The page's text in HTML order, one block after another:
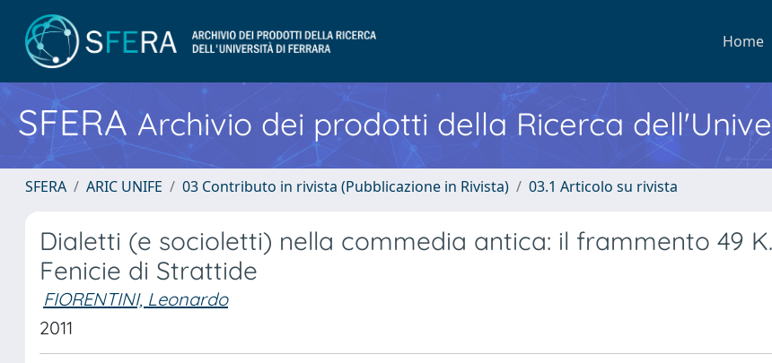
Home
SFERA Archivio dei prodotti della Ricerca
SFERA ARIC UNIFE 03 Contributo in rivista (Pubblicazione in Rivista) 03.1 Articolo su rivista
Dialetti (e socioletti) nella commedia antica: il frammento 49
Fenicie di Strattide
FIORENTINI, Leonardo
2011